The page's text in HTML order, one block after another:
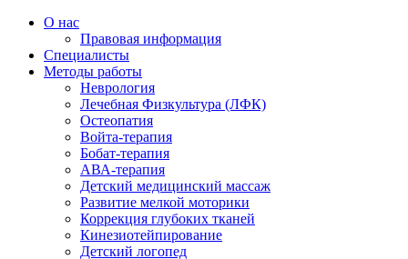
О нас
Правовая информация
Специалисты
Методы работы
Неврология
Лечебная Физкультура (ЛФК)
Остеопатия
Войта-терапия
Бобат-терапия
АВА-терапия
Детский медицинский массаж
Развитие мелкой моторики
Коррекция глубоких тканей
Кинезиотейпирование
Детский логопед